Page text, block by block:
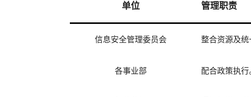
单位 管理职责
信息安全管理委员会 整合资源及统
各事业部 配合政策执行